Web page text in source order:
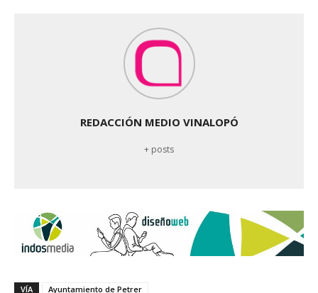
REDACCIÓN MEDIO VINALOPÓ
+ posts
VÍA
Ayuntamiento de Petrer